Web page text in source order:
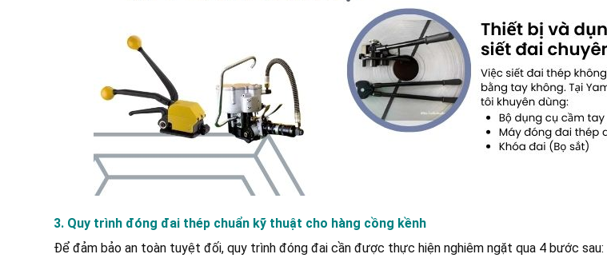
3. Quy trình đóng đai thép chuẩn kỹ thuật cho hàng cồng kềnh
Để đảm bảo an toàn tuyệt đối, quy trình đóng đai cần được thực hiện nghiêm ngặt qua 4 bước sau: